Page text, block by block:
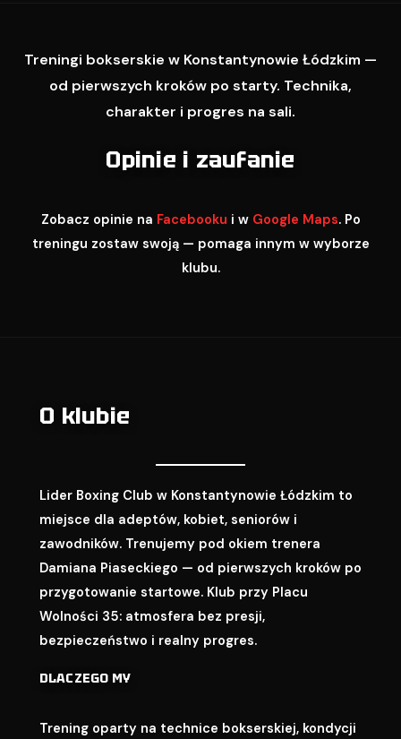
Treningi bokserskie w Konstantynowie Łódzkim —
od pierwszych kroków po starty. Technika,
charakter i progres na sali.
Opinie i zaufanie
Zobacz opinie na Facebooku i w Google Maps. Po
treningu zostaw swoją — pomaga innym w wyborze
klubu.
O klubie
Lider Boxing Club w Konstantynowie Łódzkim to
miejsce dla adeptów, kobiet, seniorów i
zawodników. Trenujemy pod okiem trenera
Damiana Piaseckiego — od pierwszych kroków po
przygotowanie startowe. Klub przy Placu
Wolności 35: atmosfera bez presji,
bezpieczeństwo i realny progres.
DLACZEGO MY
Trening oparty na technice bokserskiej, kondycji